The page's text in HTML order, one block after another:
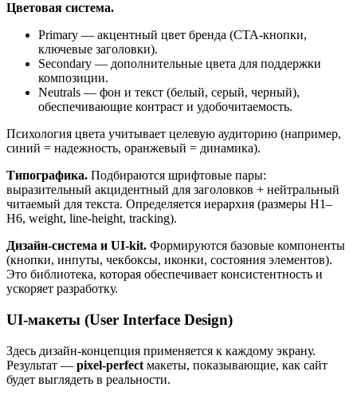
Цветовая система.
Primary — акцентный цвет бренда (CTA-кнопки,
ключевые заголовки).
Secondary — дополнительные цвета для поддержки
композиции.
Neutrals — фон и текст (белый, серый, черный),
обеспечивающие контраст и удобочитаемость.
Психология цвета учитывает целевую аудиторию (например,
синий = надежность, оранжевый = динамика).
Типографика. Подбираются шрифтовые пары:
выразительный акцидентный для заголовков + нейтральный
читаемый для текста. Определяется иерархия (размеры H1–
H6, weight, line-height, tracking).
Дизайн-система и UI-kit. Формируются базовые компоненты
(кнопки, инпуты, чекбоксы, иконки, состояния элементов).
Это библиотека, которая обеспечивает консистентность и
ускоряет разработку.
UI-макеты (User Interface Design)
Здесь дизайн-концепция применяется к каждому экрану.
Результат — pixel-perfect макеты, показывающие, как сайт
будет выглядеть в реальности.